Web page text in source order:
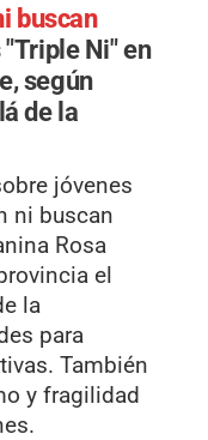
buscan
Ni" en
según
de la
jóvenes
ni buscan
Rosa
el
la
para
También
y fragilidad